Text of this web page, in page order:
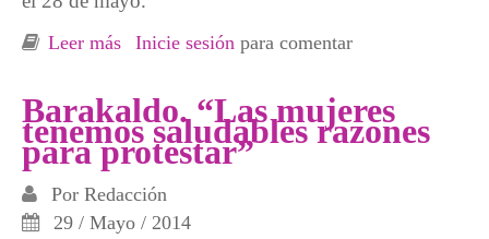
Leer más sobre Colectivos de mujeres de Ezkerraldea y
de las mujeres
Inicie sesión para comentar
Barakaldo. “Las mujeres
tenemos saludables razones
para protestar”
Por Redacción
29 / Mayo / 2014